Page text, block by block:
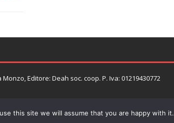
Editore: Deah soc. coop. P. Iva: 01219430772
this site we will assume that you are happy with it.